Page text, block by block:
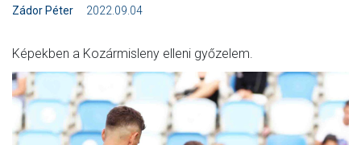
HÍREK
CSAPATOK
MÉRKŐZÉSEK
Zádor Péter 2022.09.04
Képekben a Kozármisleny elleni győzelem.